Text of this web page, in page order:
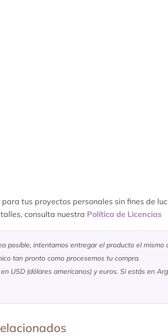
tus proyectos personales sin fines de
consulta nuestra Política de Licencias
posible, intentamos entregar el producto el mismo
tan pronto como procesemos tu compra.
USD (dólares americanos) y euros. Si estás en